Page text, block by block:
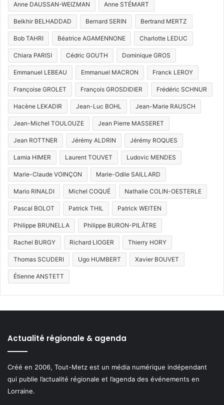
Anne DAUSSAN-WEIZMAN Anne STÉMART
Belkhir BELHADDAD Bernard SERIN Bertrand MERTZ
Bob TAHRI Béatrice AGAMENNONE Charlotte LEDUC
Chiara PARISI Cédric GOUTH Dominique GROS
Emmanuel LEBEAU Emmanuel MACRON Franck LEROY
Françoise GROLET François GROSDIDIER Frédéric SCHNUR
Hacène LEKADIR Jean-Luc BOHL Jean-Marie RAUSCH
Jean-Michel TOULOUZE Jean Pierre MASSERET
Jean ROTTNER Jérémy ALDRIN Jérémy ROQUES
Lamia HIMER Laurent TOUVET Ludovic MENDES
Marie-Claude VOINÇON Marie-Odile SAILLARD
Mario RINALDI Michel COQUÉ Nathalie COLIN-OESTERLE
Pascal BOLOT Patrick THIL Patrick WEITEN
Philippe BRUNELLA Philippe BURON-PILÂTRE
Rachel BURGY Richard LIOGER Thierry HORY
Thomas SCUDERI Ugo HUMBERT Xavier BOUVET
Étienne ANSTETT
Actualité régionale & agenda
Créé en 2006, Tout-Metz est un média numérique indépendant
qui publie l’actualité régionale et l’agenda des événements en
Lorraine.